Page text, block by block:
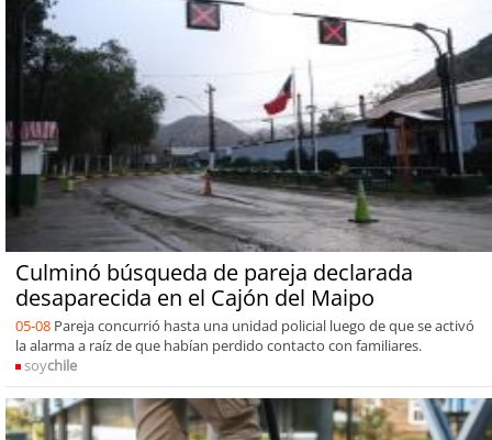
Culminó búsqueda de pareja declarada
desaparecida en el Cajón del Maipo
05-08 Pareja concurrió hasta una unidad policial luego de que se activó
la alarma a raíz de que habían perdido contacto con familiares.
soychile